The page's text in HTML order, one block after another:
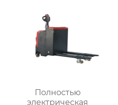
Полностью
электрическая